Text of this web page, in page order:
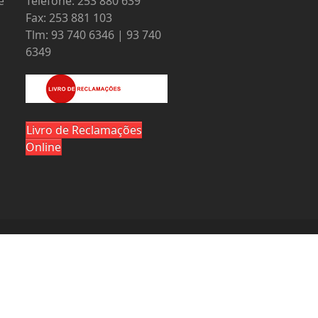
Fax: 253 881 103
Tlm: 93 740 6346 | 93 740
6349
Livro de Reclamações
Online